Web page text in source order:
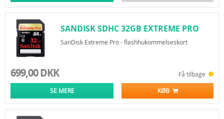
SANDISK SDHC 32GB EXTREME PRO
95MB/S
SanDisk Extreme Pro - flashhukommelseskort
699,00 DKK Få tilbage
SE MERE KØB